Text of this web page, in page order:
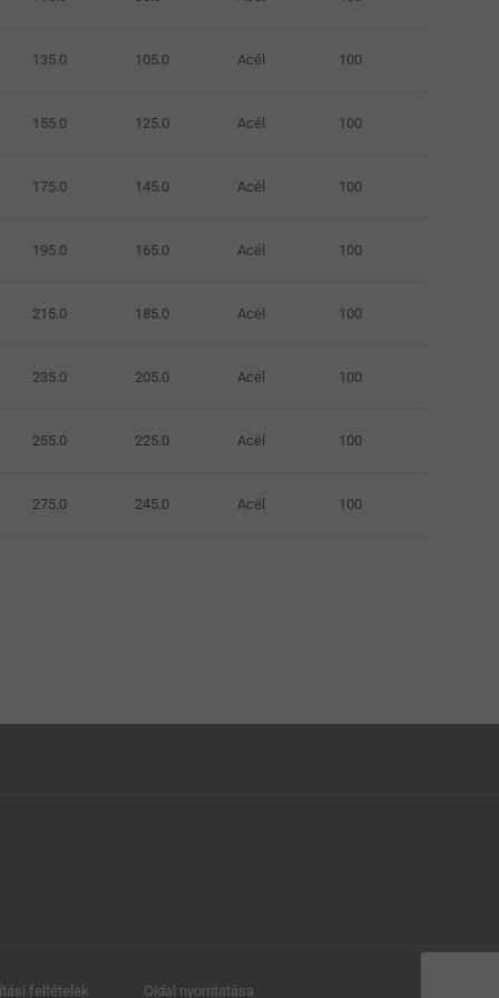
135.0 105.0 Acél 100
155.0 125.0 Acél 100
175.0 145.0 Acél 100
195.0 165.0 Acél 100
215.0 185.0 Acél 100
235.0 205.0 Acél 100
255.0 225.0 Acél 100
275.0 245.0 Acél 100
feltételek Oldal nyomtatása